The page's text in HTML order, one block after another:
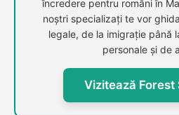
încredere pentru români în
noștri specializați te vor
legale, de la imigrație până
personale și de
Vizitează Forest